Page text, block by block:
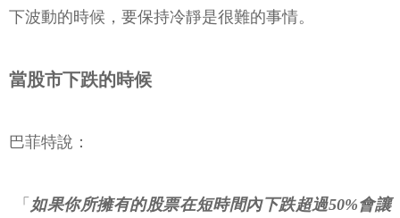
下波動的時候，要保持冷靜是很難的事情。
當股市下跌的時候
巴菲特說：
「 如果你所擁有的股票在短時間內下跌超過50%會讓